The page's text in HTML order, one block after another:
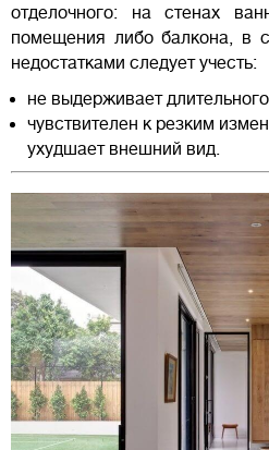
отделочного: на стенах
помещения либо балкона, в
недостатками следует учесть:
не выдерживает
чувствителен к резким
ухудшает внешний вид.